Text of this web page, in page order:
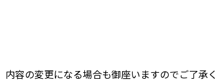
容の変更になる場合も御座いますのでご了承く